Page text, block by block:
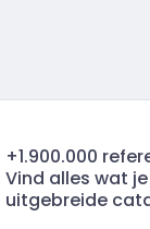
+1.900.000
Vind alles wat
uitgebreide